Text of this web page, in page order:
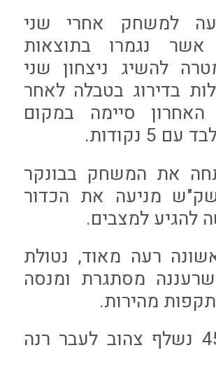
למשחק אחרי שני
נגמרו בתוצאות
להשיג ניצחון שני
בדירוג בטבלה לאחר
האחרון סיימה במקום
5 נקודות.
את המשחק בבונקר
מניעה את הכדור
להגיע למצבים.
רעה מאוד, נטולת
מסתגרת ומנסה
מהירות.
בדקה ה-45 נשלף צהוב לעבר רנה